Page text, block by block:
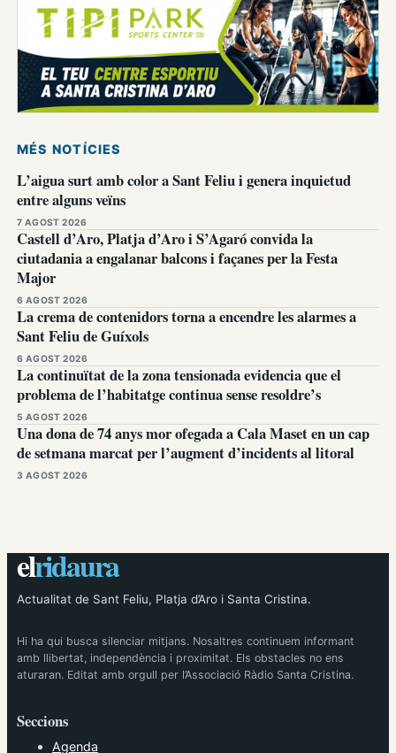
MÉS NOTÍCIES
L’aigua surt amb color a Sant Feliu i genera inquietud
entre alguns veïns
7 AGOST 2026
Castell d’Aro, Platja d’Aro i S’Agaró convida la
ciutadania a engalanar balcons i façanes per la Festa
Major
6 AGOST 2026
La crema de contenidors torna a encendre les alarmes a
Sant Feliu de Guíxols
6 AGOST 2026
La continuïtat de la zona tensionada evidencia que el
problema de l’habitatge continua sense resoldre’s
5 AGOST 2026
Una dona de 74 anys mor ofegada a Cala Maset en un cap
de setmana marcat per l’augment d’incidents al litoral
3 AGOST 2026
elridaura
Actualitat de Sant Feliu, Platja d’Aro i Santa Cristina.
Hi ha qui busca silenciar mitjans. Nosaltres continuem informant
amb llibertat, independència i proximitat. Els obstacles no ens
aturaran. Editat amb orgull per l’Associació Ràdio Santa Cristina.
Seccions
Agenda